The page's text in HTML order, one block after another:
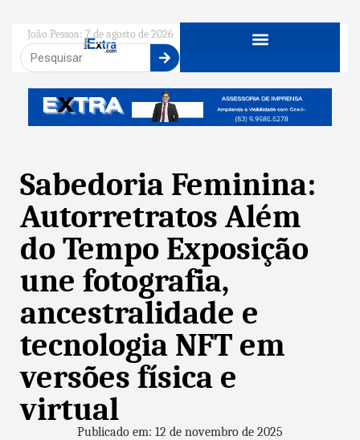
João Pessoa: 7 de agosto de 2026
Sabedoria Feminina:
Autorretratos Além
do Tempo Exposição
une fotografia,
ancestralidade e
tecnologia NFT em
versões física e
virtual
Publicado em: 12 de novembro de 2025